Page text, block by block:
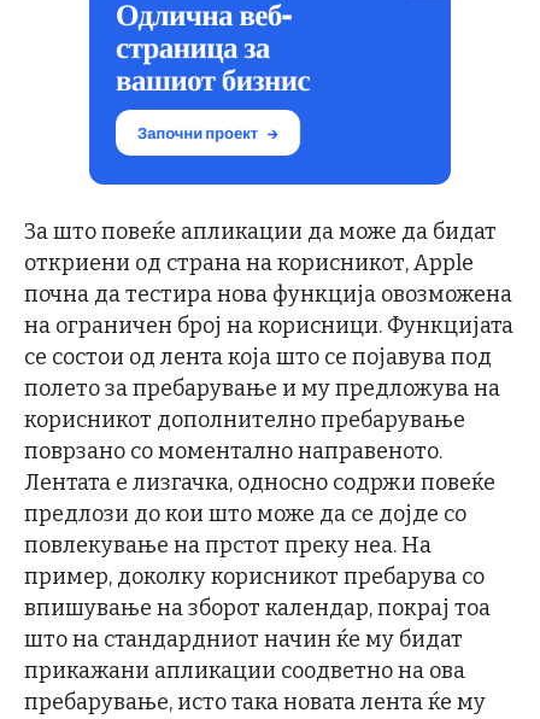
За што повеќе апликации да може да бидат
откриени од страна на корисникот, Apple
почна да тестира нова функција овозможена
на ограничен број на корисници. Функцијата
се состои од лента која што се појавува под
полето за пребарување и му предложува на
корисникот дополнително пребарување
поврзано со моментално направеното.
Лентата е лизгачка, односно содржи повеќе
предлози до кои што може да се дојде со
повлекување на прстот преку неа. На
пример, доколку корисникот пребарува со
впишување на зборот календар, покрај тоа
што на стандардниот начин ќе му бидат
прикажани апликации соодветно на ова
пребарување, исто така новата лента ќе му